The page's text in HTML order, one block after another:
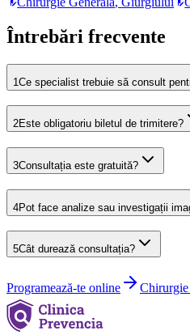
Întrebări frecvente
1Ce specialist trebuie să consult
2Este obligatoriu biletul de trimitere?
3Consultația este gratuită?
4Pot face analize sau investigații
5Cât durează consultația?
Programează-te online Chirurgie